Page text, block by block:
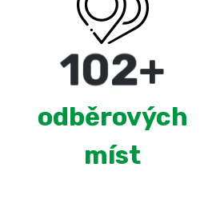
180+
odběrových
míst